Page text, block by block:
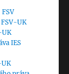
UK
UK
IES